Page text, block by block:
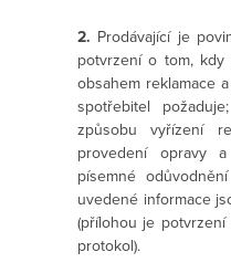
2. Prodávající je
potvrzení o tom,
obsahem reklamace
spotřebitel
způsobu vyřízení
provedení opravy
písemné
uvedené informace
(přílohou je
protokol).